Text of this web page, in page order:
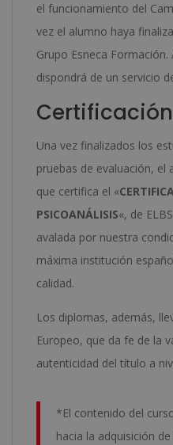
el funcionamiento del
vez el alumno haya
Grupo Esneca
dispondrá de un servicio
Una vez finalizados los
pruebas de evaluación, el
que certifica el «
PSICOANÁLISIS«, de
avalada por nuestra
máxima institución
calidad.
Los diplomas, además,
Europeo, que da fe de la
autenticidad del título a
*El contenido del
hacia la adquisición